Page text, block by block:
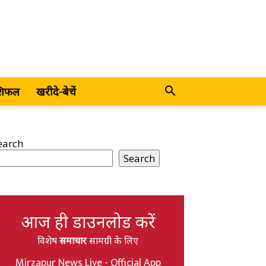
खरीदे-बेचें
Search
आज ही डाउनलोड करें
विशेषसमाचारसामग्री के लिए